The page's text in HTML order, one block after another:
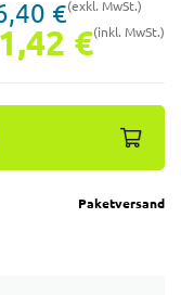
€(exkl. MwSt.)
€(inkl. MwSt.)
Paketversand